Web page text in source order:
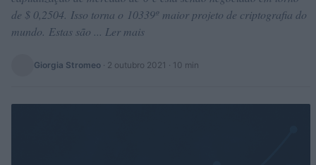
de $ 0,2504. Isso torna o 10339º maior projeto de criptografia do
mundo. Estas são ... Ler mais
Giorgia Stromeo · 2 outubro 2021 · 10 min